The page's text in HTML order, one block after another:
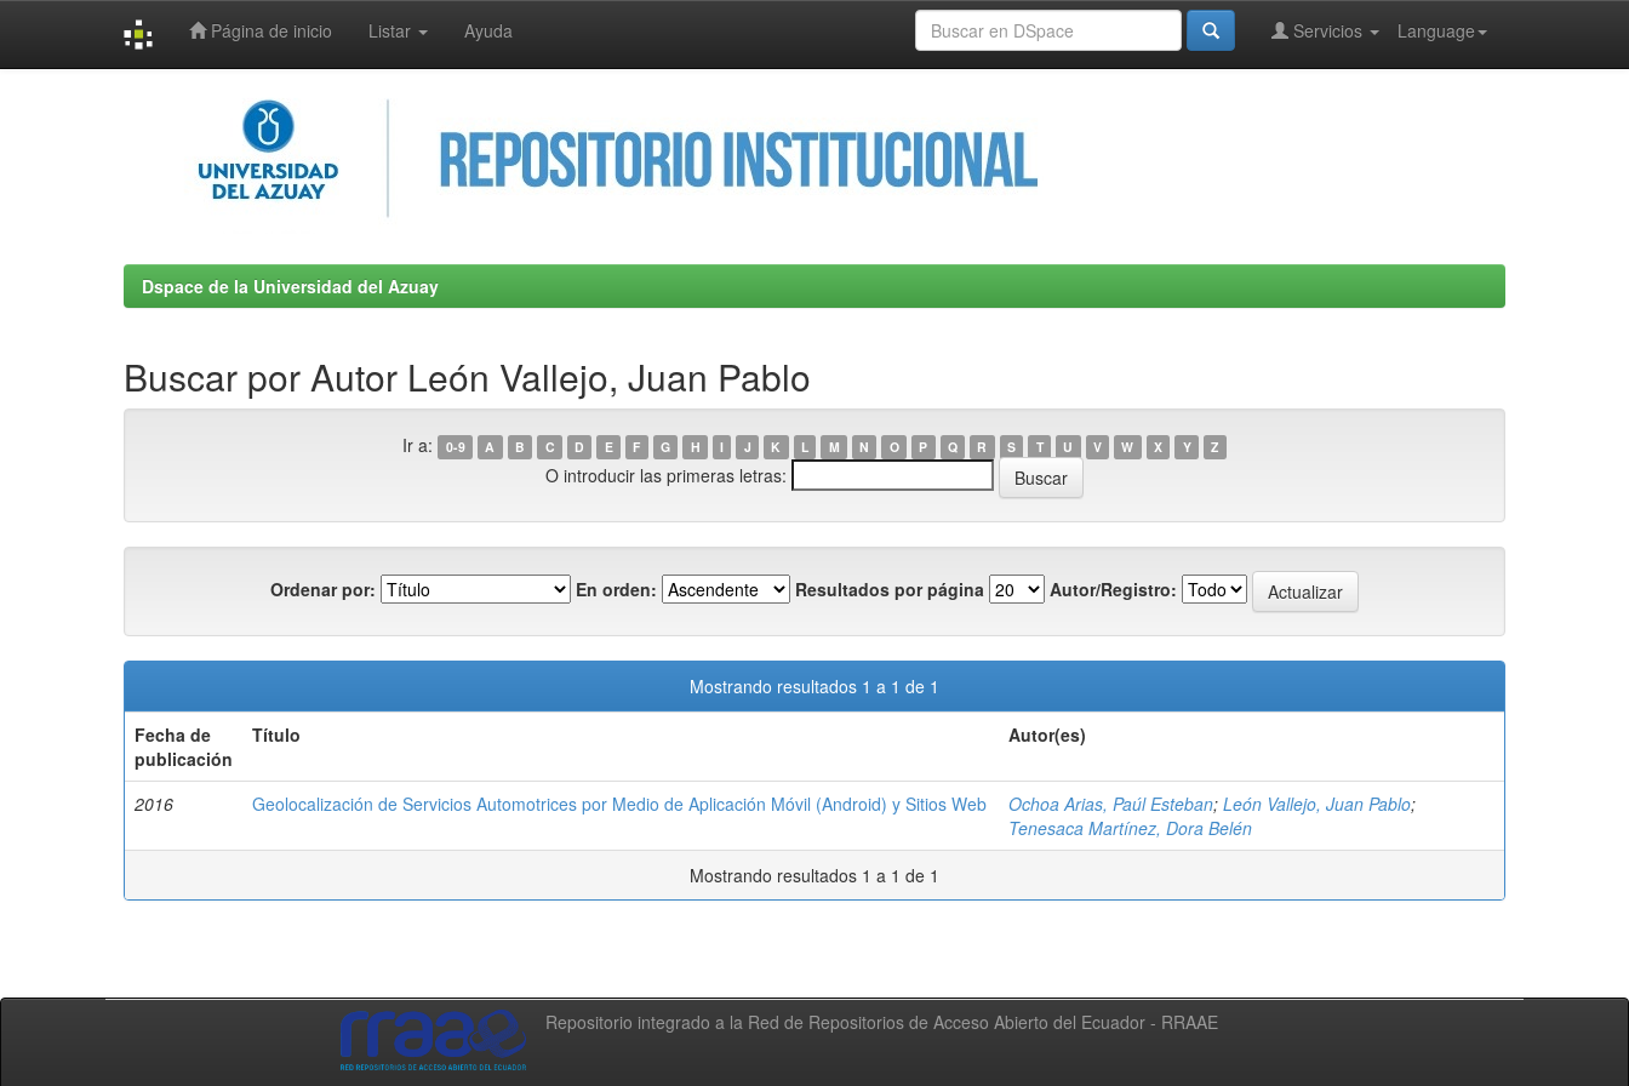
Página de inicio Listar Ayuda Language
Servicios
Dspace de la Universidad del Azuay
Buscar por Autor León Vallejo, Juan Pablo
Ir a: 0-9 A B C D E F G H I J K L M N O P Q R S T U V W X Y Z
O introducir las primeras letras:
Ordenar por: En orden: Resultados por página Autor/Registro:
Mostrando resultados 1 a 1 de 1
Fecha de
publicación
Título Autor(es)
2016 Geolocalización de Servicios Automotrices por Medio de Aplicación Móvil (Android) y Sitios Web Ochoa Arias, Paúl Esteban; León Vallejo, Juan Pablo;
Tenesaca Martínez, Dora Belén
Mostrando resultados 1 a 1 de 1
Repositorio integrado a la Red de Repositorios de Acceso Abierto del Ecuador - RRAAE